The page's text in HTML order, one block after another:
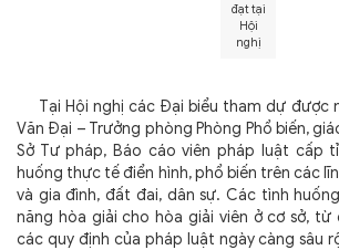
đạt tại
Hội
nghị
Tại Hội nghị các Đại biểu tham dự được
Văn Đại – Trưởng phòng Phòng Phổ biến,
Sở Tư pháp, Báo cáo viên pháp luật cấp
huống thực tế điển hình, phổ biến trên các
và gia đình, đất đai, dân sự. Các tình
năng hòa giải cho hòa giải viên ở cơ sở,
các quy định của pháp luật ngày càng sâu